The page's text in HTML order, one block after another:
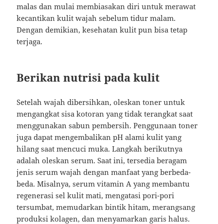
malas dan mulai membiasakan diri untuk merawat
kecantikan kulit wajah sebelum tidur malam.
Dengan demikian, kesehatan kulit pun bisa tetap
terjaga.
Berikan nutrisi pada kulit
Setelah wajah dibersihkan, oleskan toner untuk
mengangkat sisa kotoran yang tidak terangkat saat
menggunakan sabun pembersih. Penggunaan toner
juga dapat mengembalikan pH alami kulit yang
hilang saat mencuci muka. Langkah berikutnya
adalah oleskan serum. Saat ini, tersedia beragam
jenis serum wajah dengan manfaat yang berbeda-
beda. Misalnya, serum vitamin A yang membantu
regenerasi sel kulit mati, mengatasi pori-pori
tersumbat, memudarkan bintik hitam, merangsang
produksi kolagen, dan menyamarkan garis halus.